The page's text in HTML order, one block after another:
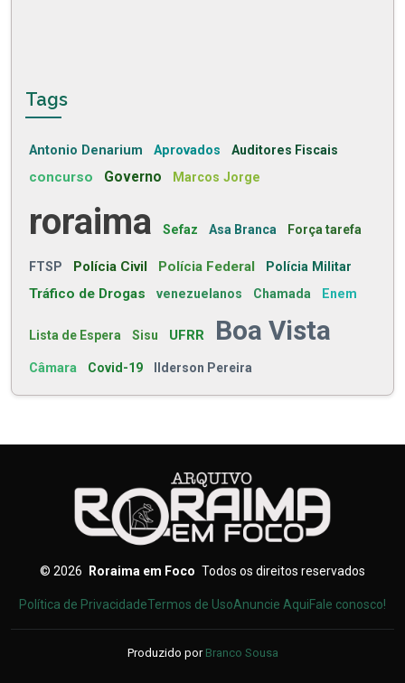
Tags
Antonio Denarium Aprovados Auditores Fiscais
concurso Governo Marcos Jorge
roraima Sefaz Asa Branca Força tarefa
FTSP Polícia Civil Polícia Federal Polícia Militar
Tráfico de Drogas venezuelanos Chamada Enem
Lista de Espera Sisu UFRR Boa Vista
Câmara Covid-19 Ilderson Pereira
© 2026 Roraima em Foco Todos os direitos reservados
Política de PrivacidadeTermos de UsoAnuncie AquiFale conosco!
Produzido por Branco Sousa